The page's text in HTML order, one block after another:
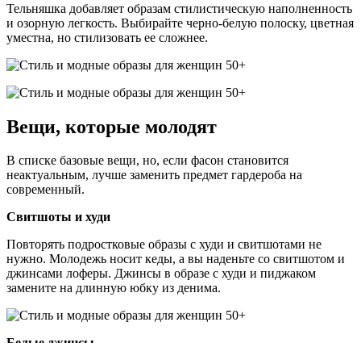
Тельняшка добавляет образам стилистическую наполненность
и озорную легкость. Выбирайте черно-белую полоску, цветная
уместна, но стилизовать ее сложнее.
Вещи, которые молодят
В списке базовые вещи, но, если фасон становится
неактуальным, лучше заменить предмет гардероба на
современный.
Свитшоты и худи
Повторять подростковые образы с худи и свитшотами не
нужно. Молодежь носит кеды, а вы наденьте со свитшотом и
джинсами лоферы. Джинсы в образе с худи и пиджаком
замените на длинную юбку из денима.